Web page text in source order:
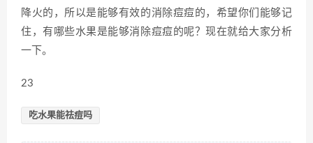
降火的，所以是能够有效的消除痘痘的，希望你们能够记
住，有哪些水果是能够消除痘痘的呢？现在就给大家分析
一下。
23
吃水果能祛痘吗